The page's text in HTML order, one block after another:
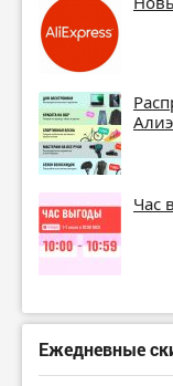
Час
Ежедневные